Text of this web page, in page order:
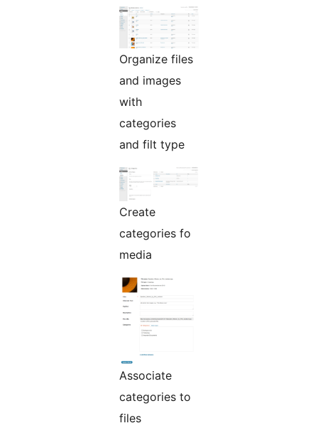
Organize files
and images
with
categories
and filt type
Create
categories fo
media
Associate
categories to
files